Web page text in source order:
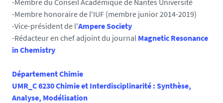
-Membre honoraire de l'IUF (membre junior 2014-2019)
-Vice-président de l'Ampere Society
-Rédacteur en chef adjoint du journal Magnetic Resonance
in Chemistry
Département Chimie
UMR_C 6230 Chimie et Interdisciplinarité : Synthèse,
Analyse, Modélisation